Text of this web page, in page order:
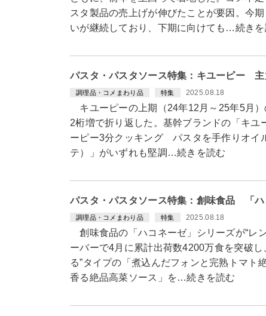
スタ製品の売上げが伸びたことが要因。今
いが継続しており、下期に向けても…続きを
パスタ・パスタソース特集：キユーピー 主
調理品・コメまわり品 特集 2025.08.18
キユーピーの上期（24年12月～25年5月
2桁増で折り返した。基幹ブランドの「キユ
ーピー3分クッキング パスタを手作りオイ
テ）」がいずれも堅調…続きを読む
パスタ・パスタソース特集：創味食品 「
調理品・コメまわり品 特集 2025.08.18
創味食品の「ハコネーゼ」シリーズが“レ
ーバーで4月に累計出荷数4200万食を突破し
る”タイプの「煮込んだフォンと完熟トマト
香る絶品高菜ソース」を…続きを読む